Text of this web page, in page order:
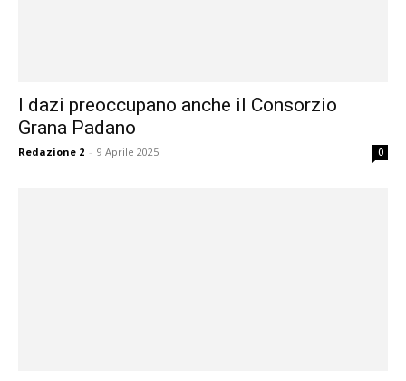
I dazi preoccupano anche il Consorzio
Grana Padano
Redazione 2 - 9 Aprile 2025 0